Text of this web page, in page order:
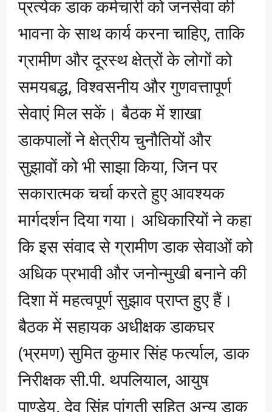
प्रत्येक डाक कर्मचारी को जनसेवा की
भावना के साथ कार्य करना चाहिए, ताकि
ग्रामीण और दूरस्थ क्षेत्रों के लोगों को
समयबद्ध, विश्वसनीय और गुणवत्तापूर्ण
सेवाएं मिल सकें। बैठक में शाखा
डाकपालों ने क्षेत्रीय चुनौतियों और
सुझावों को भी साझा किया, जिन पर
सकारात्मक चर्चा करते हुए आवश्यक
मार्गदर्शन दिया गया। अधिकारियों ने कहा
कि इस संवाद से ग्रामीण डाक सेवाओं को
अधिक प्रभावी और जनोन्मुखी बनाने की
दिशा में महत्वपूर्ण सुझाव प्राप्त हुए हैं।
बैठक में सहायक अधीक्षक डाकघर
(भ्रमण) सुमित कुमार सिंह फर्त्याल, डाक
निरीक्षक सी.पी. थपलियाल, आयुष
पाण्डेय, देव सिंह पांगती सहित अन्य डाक